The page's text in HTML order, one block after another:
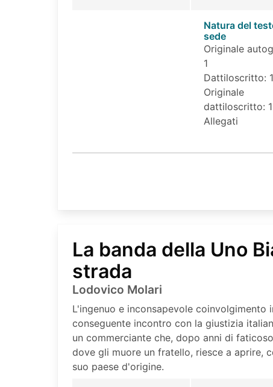
Natura del
sede
Originale
1
Dattiloscritto: 1
Originale
dattiloscritto: 1
Allegati
La banda della Uno
strada
Lodovico Molari
L'ingenuo e inconsapevole coinvolgimento
conseguente incontro con la giustizia
un commerciante che, dopo anni di
dove gli muore un fratello, riesce a aprire,
suo paese d'origine.